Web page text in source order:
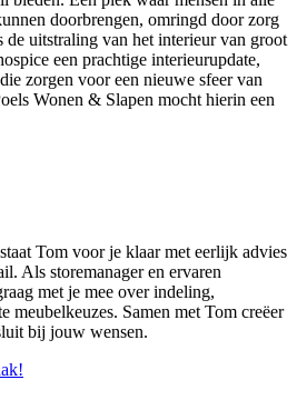
doorbrengen, omringd door zorg
de uitstraling van het interieur van groot
een prachtige interieurupdate,
zorgen voor een nieuwe sfeer van
Wonen & Slapen mocht hierin een
Tom voor je klaar met eerlijk advies
Als storemanager en ervaren
met je mee over indeling,
meubelkeuzes. Samen met Tom creëer
bij jouw wensen.